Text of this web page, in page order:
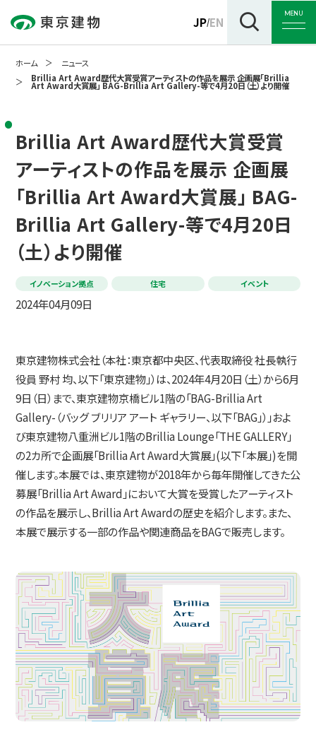
企業情報
事業紹介
サステナビリティ
コミュニケーション活動
ニュース
採用情報
お問い合わせ
JP/EN
MENU
ホーム
ニュース
Brillia Art Award歴代大賞受賞アーティストの作品を展示 企画展「Brillia
Art Award大賞展」 BAG-Brillia Art Gallery-等で4月20日（土）より開催
Brillia Art Award歴代大賞受賞
アーティストの作品を展示 企画展
「Brillia Art Award大賞展」 BAG-
Brillia Art Gallery-等で4月20日
（土）より開催
2024年04月09日
イノベーション拠点 住宅 イベント
東京建物株式会社（本社：東京都中央区、代表取締役 社長執行
役員 野村 均、以下「東京建物」）は、2024年4月20日（土）から6月
9日（日）まで、東京建物京橋ビル1階の「BAG-Brillia Art
Gallery-（バッグ ブリリア アート ギャラリー、以下「BAG」）」およ
び東京建物八重洲ビル1階のBrillia Lounge「THE GALLERY」
の2カ所で企画展「Brillia Art Award大賞展」(以下「本展」)を開
催します。本展では、東京建物が2018年から毎年開催してきた公
募展「Brillia Art Award」において大賞を受賞したアーティスト
の作品を展示し、Brillia Art Awardの歴史を紹介します。また、
本展で展示する一部の作品や関連商品をBAGで販売します。